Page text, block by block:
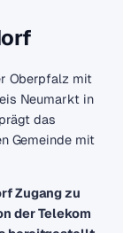
Oberpfalz mit
Neumarkt in
das
Gemeinde mit
Zugang zu
der Telekom